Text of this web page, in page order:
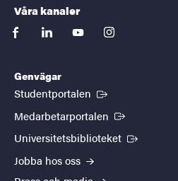
Våra kanaler
facebooklinkedinyoutubeinstagram
Genvägar
Studentportalen (Extern länk)
Medarbetarportalen (Extern länk)
Universitetsbiblioteket (Extern länk)
Jobba hos oss